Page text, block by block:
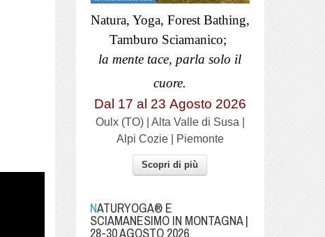
Natura, Yoga, Forest Bathing,
Tamburo Sciamanico;
la mente tace, parla solo il
cuore.
Dal 17 al 23 Agosto 2026
Oulx (TO) | Alta Valle di Susa |
Alpi Cozie | Piemonte
Scopri di più
NATURYOGA® E
SCIAMANESIMO IN MONTAGNA |
28-30 AGOSTO 2026